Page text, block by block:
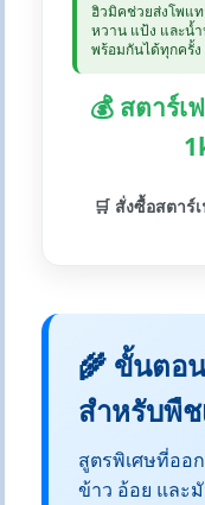
ฮิวมิคช่วยส่งโพแท
หวาน แป้ง และน้
พร้อมกันได้ทุกครั้ง
💰 สตาร์
🛒 สั่งซื้อสตาร์
🌾 ขั้นตอ
สำหรับพื
สูตรพิเศษที่ออ
ข้าว อ้อย และ